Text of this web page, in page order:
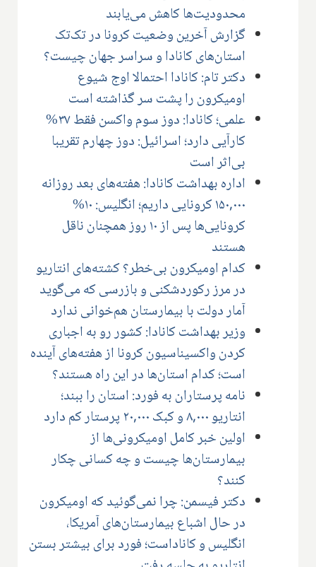
محدودیت‌ها کاهش می‌یابند
گزارش آخرین وضعیت کرونا در تک‌تک
استان‌های کانادا و سراسر جهان چیست؟
دکتر تام: کانادا احتمالا اوج شیوع
اومیکرون را پشت سر گذاشته است
علمی؛ کانادا: دوز سوم واکسن فقط ۳۷%
کارآیی دارد؛ اسرائیل: دوز چهارم تقریبا
بی‌اثر است
اداره بهداشت کانادا: هفته‌های بعد روزانه
۱۵۰,۰۰۰ کرونایی داریم؛ انگلیس: ۱۰%
کرونایی‌ها پس از ۱۰ روز همچنان ناقل
هستند
کدام اومیکرون بی‌خطر؟ کشته‌های انتاریو
در مرز رکوردشکنی و بازرسی که می‌گوید
آمار دولت با بیمارستان هم‌خوانی ندارد
وزیر بهداشت کانادا: کشور رو به اجباری
کردن واکسیناسیون کرونا از هفته‌های آینده
است؛ کدام استان‌ها در این راه هستند؟
نامه پرستاران به فورد: استان را ببند؛
انتاریو ۸,۰۰۰ و کبک ۲۰,۰۰۰ پرستار کم دارد
اولین خبر کامل اومیکرونی‌ها از
بیمارستان‌ها چیست و چه کسانی چکار
کنند؟
دکتر فیسمن: چرا نمی‌گوئید که اومیکرون
در حال اشباع بیمارستان‌های آمریکا،
انگلیس و کاناداست؛ فورد برای بیشتر بستن